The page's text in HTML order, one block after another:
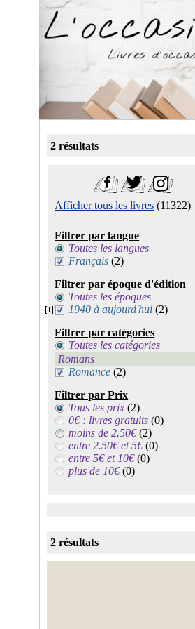
2 résultats
Afficher tous les livres (11322)
Filtrer par langue
Toutes les langues
Français (2)
Filtrer par époque d'édition
Toutes les époques
1940 à aujourd'hui (2)
Filtrer par catégories
Toutes les catégories
Romans
Romance (2)
Filtrer par Prix
Tous les prix(2)
0€ : livres gratuits(0)
moins de 2.50€(2)
entre 2.50€ et 5€(0)
entre 5€ et 10€(0)
plus de 10€(0)
2 résultats